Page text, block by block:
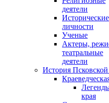
деятели
Исторические
личности
Ученые
Актеры,
театральные
деятели
История Псковской
края